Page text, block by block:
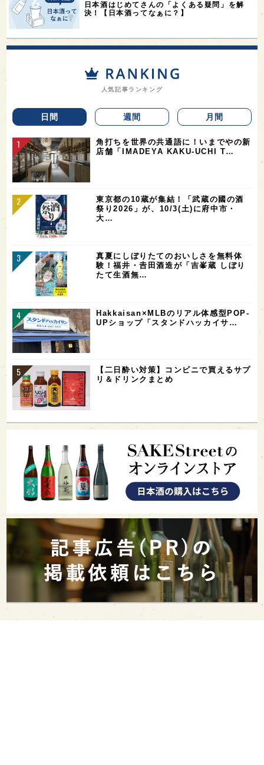
日本酒はじめてさんの「よくある疑問」を解
決！【日本酒ってなぁに？】
人気記事ランキング
日間 週間 月間
角打ちを世界の共通語に！いまでやの新
店舗「IMADEYA KAKU-UCHI T…
東京都の10蔵が集結！「武蔵の國の酒
祭り2026」が、10/3(土)に府中市・
大…
真夏にしぼりたてのおいしさを無料体
験！福井・𠮷田酒造が「吉峯蔵 しぼり
たて生酒無…
Hakkaisan×MLBのリアル体感型POP-
UPショップ「スタンドハッカイサ…
【二日酔い対策】コンビニで買えるサプ
リ＆ドリンクまとめ